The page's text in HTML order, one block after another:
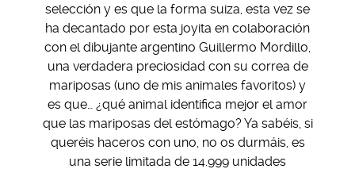
selección y es que la forma suiza, esta vez se
ha decantado por esta joyita en colaboración
con el dibujante argentino Guillermo Mordillo,
una verdadera preciosidad con su correa de
mariposas (uno de mis animales favoritos) y
es que… ¿qué animal identifica mejor el amor
que las mariposas del estómago? Ya sabéis, si
queréis haceros con uno, no os durmáis, es
una serie limitada de 14.999 unidades